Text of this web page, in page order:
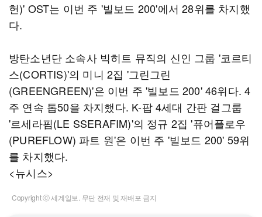
헌)' OST는 이번 주 '빌보드 200'에서 28위를 차지했
다.
방탄소년단 소속사 빅히트 뮤직의 신인 그룹 '코르티
스(CORTIS)'의 미니 2집 '그린그린
(GREENGREEN)'은 이번 주 '빌보드 200' 46위다. 4
주 연속 톱50을 차지했다. K-팝 4세대 간판 걸그룹
'르세라핌(LE SSERAFIM)'의 정규 2집 '퓨어플로우
(PUREFLOW) 파트 원'은 이번 주 '빌보드 200' 59위
를 차지했다.
<뉴시스>
Copyright ⓒ 세계일보. 무단 전재 및 재배포 금지